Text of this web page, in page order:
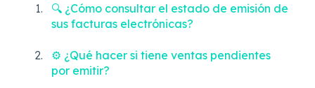
🔍 ¿Cómo consultar el estado de emisión de
sus facturas electrónicas?
⚙️ ¿Qué hacer si tiene ventas pendientes
por emitir?